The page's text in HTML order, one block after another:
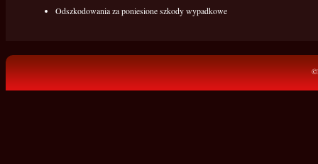
Odszkodowania za poniesione szkody wypadkowe